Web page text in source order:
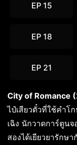
EP 15
EP 18
EP 21
City of Romance
ไป๋เสียวตั๋วที่ใช้คำโ
เฉิง นักวาดการ์ตูน
สองได้เยียวยารักษ